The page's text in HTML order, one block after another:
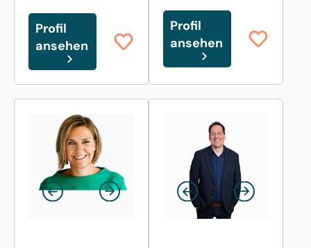
Profil
ansehen
Profil
ansehen